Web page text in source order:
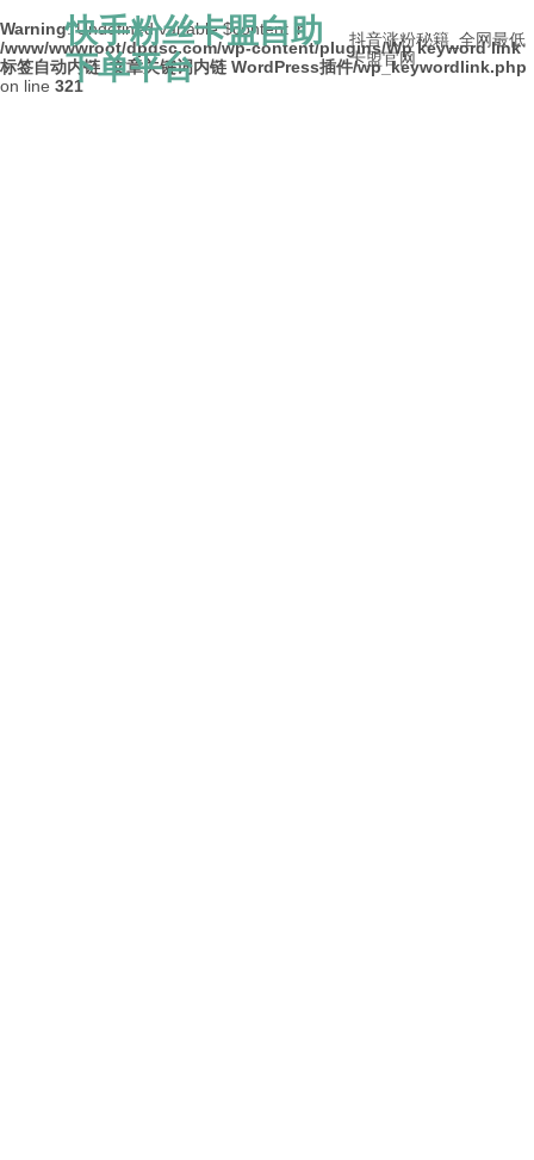
Warning: Undefined variable $content in
/www/wwwroot/dpdsc.com/wp-content/plugins/Wp keyword link
标签自动内链_文章关键词内链 WordPress插件/wp_keywordlink.php
on line 321
快手粉丝卡盟自助
下单平台
抖音涨粉秘籍_全网最低
卡盟官网